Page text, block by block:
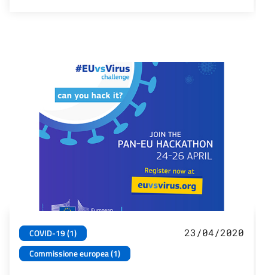
COVID-19 (1)
Commissione europea (1)
23/04/2020